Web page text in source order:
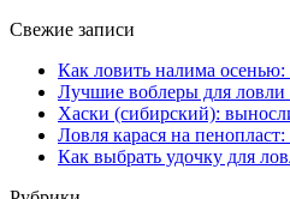
Свежие записи
Как ловить налима осенью:
Лучшие воблеры для
Хаски (сибирский):
Ловля карася на
Как выбрать удочку для